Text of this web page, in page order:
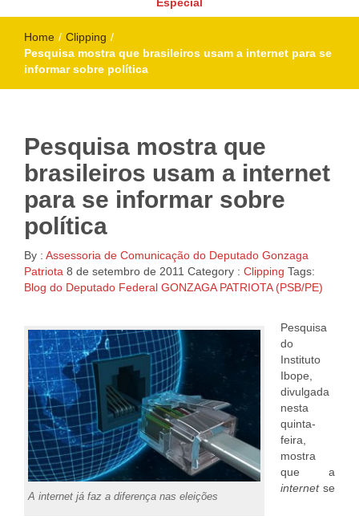
Home / Clipping /
Pesquisa mostra que brasileiros usam a internet para se
informar sobre política
Pesquisa mostra que
brasileiros usam a internet
para se informar sobre
política
By : Assessoria de Comunicação do Deputado Gonzaga
Patriota 8 de setembro de 2011 Category : Clipping Tags:
Blog do Deputado Federal GONZAGA PATRIOTA (PSB/PE)
A internet já faz a diferença nas eleições
Pesquisa
do
Instituto
Ibope,
divulgada
nesta
quinta-
feira,
mostra
que a
internetse